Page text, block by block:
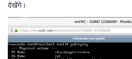
देखेंगे।